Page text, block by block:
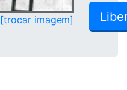
[trocar imagem]